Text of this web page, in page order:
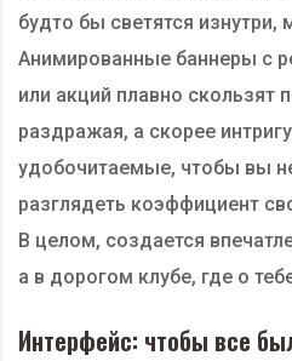
будто бы светятся изнутри,
Анимированные баннеры с
или акций плавно скользят
раздражая, а скорее
удобочитаемые, чтобы вы
разглядеть коэффициент
В целом, создается
а в дорогом клубе, где о
Интерфейс: чтобы все